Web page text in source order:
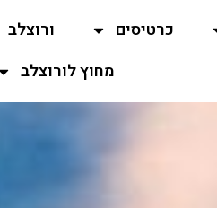
כרטיסים ורוצלב
מחוץ לורוצלב